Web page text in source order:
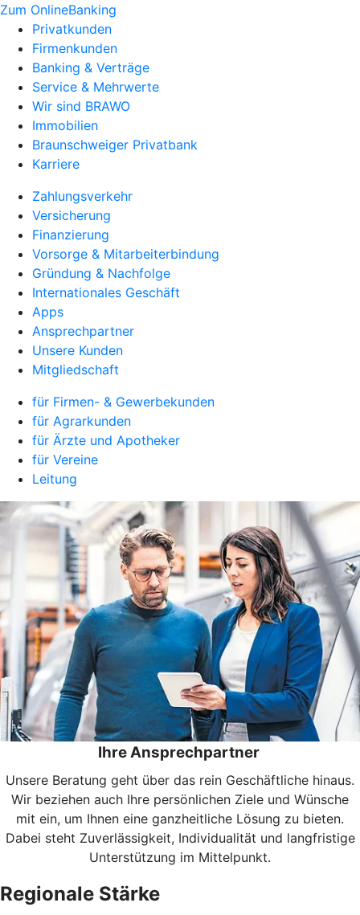
Zum OnlineBanking
Privatkunden
Firmenkunden
Banking & Verträge
Service & Mehrwerte
Wir sind BRAWO
Immobilien
Braunschweiger Privatbank
Karriere
Zahlungsverkehr
Versicherung
Finanzierung
Vorsorge & Mitarbeiterbindung
Gründung & Nachfolge
Internationales Geschäft
Apps
Ansprechpartner
Unsere Kunden
Mitgliedschaft
für Firmen- & Gewerbekunden
für Agrarkunden
für Ärzte und Apotheker
für Vereine
Leitung
Ihre Ansprechpartner
Unsere Beratung geht über das rein Geschäftliche hinaus.
Wir beziehen auch Ihre persönlichen Ziele und Wünsche
mit ein, um Ihnen eine ganzheitliche Lösung zu bieten.
Dabei steht Zuverlässigkeit, Individualität und langfristige
Unterstützung im Mittelpunkt.
Regionale Stärke